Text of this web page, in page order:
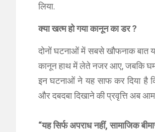
लिया.
क्या खत्म हो गया कानून का डर ?
दोनों घटनाओं में सबसे खौफनाक बात
कानून हाथ में लेते नजर आए, जबकि
इन घटनाओं ने यह साफ कर दिया है
और दबदबा दिखाने की प्रवृत्ति अब आम
“यह सिर्फ अपराध नहीं, सामाजिक